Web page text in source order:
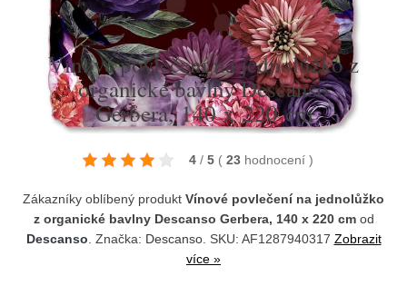
Vínové povlečení na jednolůžko z
organické bavlny Descanso
Gerbera, 140 x 220 cm
4 / 5 ( 23 hodnocení )
Zákazníky oblíbený produkt Vínové povlečení na jednolůžko
z organické bavlny Descanso Gerbera, 140 x 220 cmod
Descanso . Značka: Descanso. SKU: AF1287940317 Zobrazit
více »